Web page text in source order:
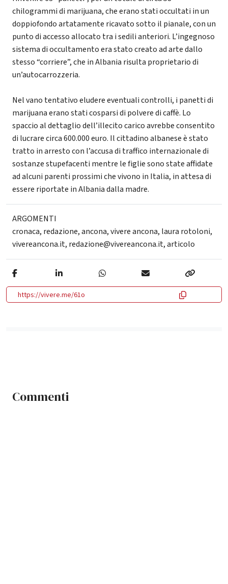
chilogrammi di marijuana, che erano stati occultati in un
doppiofondo artatamente ricavato sotto il pianale, con un
punto di accesso allocato tra i sedili anteriori. L’ingegnoso
sistema di occultamento era stato creato ad arte dallo
stesso “corriere”, che in Albania risulta proprietario di
un’autocarrozzeria.
Nel vano tentativo eludere eventuali controlli, i panetti di
marijuana erano stati cosparsi di polvere di caffè. Lo
spaccio al dettaglio dell’illecito carico avrebbe consentito
di lucrare circa 600.000 euro. Il cittadino albanese è stato
tratto in arresto con l’accusa di traffico internazionale di
sostanze stupefacenti mentre le figlie sono state affidate
ad alcuni parenti prossimi che vivono in Italia, in attesa di
essere riportate in Albania dalla madre.
ARGOMENTI
cronaca, redazione,ancona,vivere ancona, laura rotoloni,
vivereancona.it, redazione@vivereancona.it,articolo
https://vivere.me/61o
Commenti